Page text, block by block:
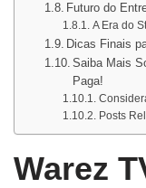
Futuro do
A Era do
Dicas Finais
Saiba Mais
Paga!
Posts
Warez